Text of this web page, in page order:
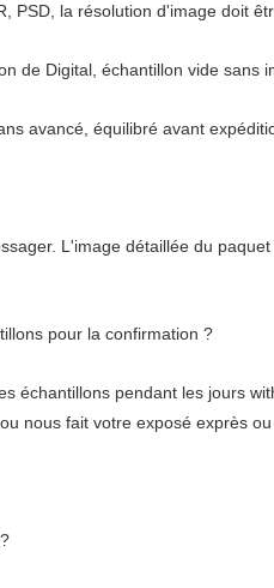
PSD, la résolution d'image doit
de Digital, échantillon vide sans
avancé, équilibré avant
L'image détaillée du
pour la confirmation ?
échantillons pendant les jours
nous fait votre exposé exprès